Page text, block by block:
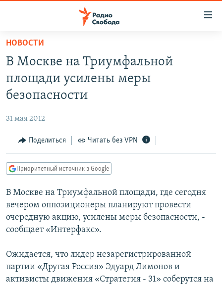
упрощенного
доступа
основному
Вернутся
Вернутся
поиску
АВТОРСКИЕ ПРОЕКТЫ
МНЕНИЯ
КУЛЬТУРА
КАВКАЗ.РЕАЛИИ
СЕВЕР.РЕАЛИИ
СИБИРЬ.РЕАЛИИ
РАСПИСАНИЕ ВЕЩАНИЯ
ПОДПИШИТЕСЬ НА РАССЫЛКУ
НОВОСТИ
В Москве на Триумфальной
площади усилены меры
безопасности
31 мая 2012
Поделиться Читать без VPN
Приоритетный источник в Google
В Москве на Триумфальной площади, где сегодня
вечером оппозиционеры планируют провести
очередную акцию, усилены меры безопасности, -
сообщает «Интерфакс».
Ожидается, что лидер незарегистрированной
партии «Другая Россия» Эдуард Лимонов и
активисты движения «Стратегия - 31» соберутся на